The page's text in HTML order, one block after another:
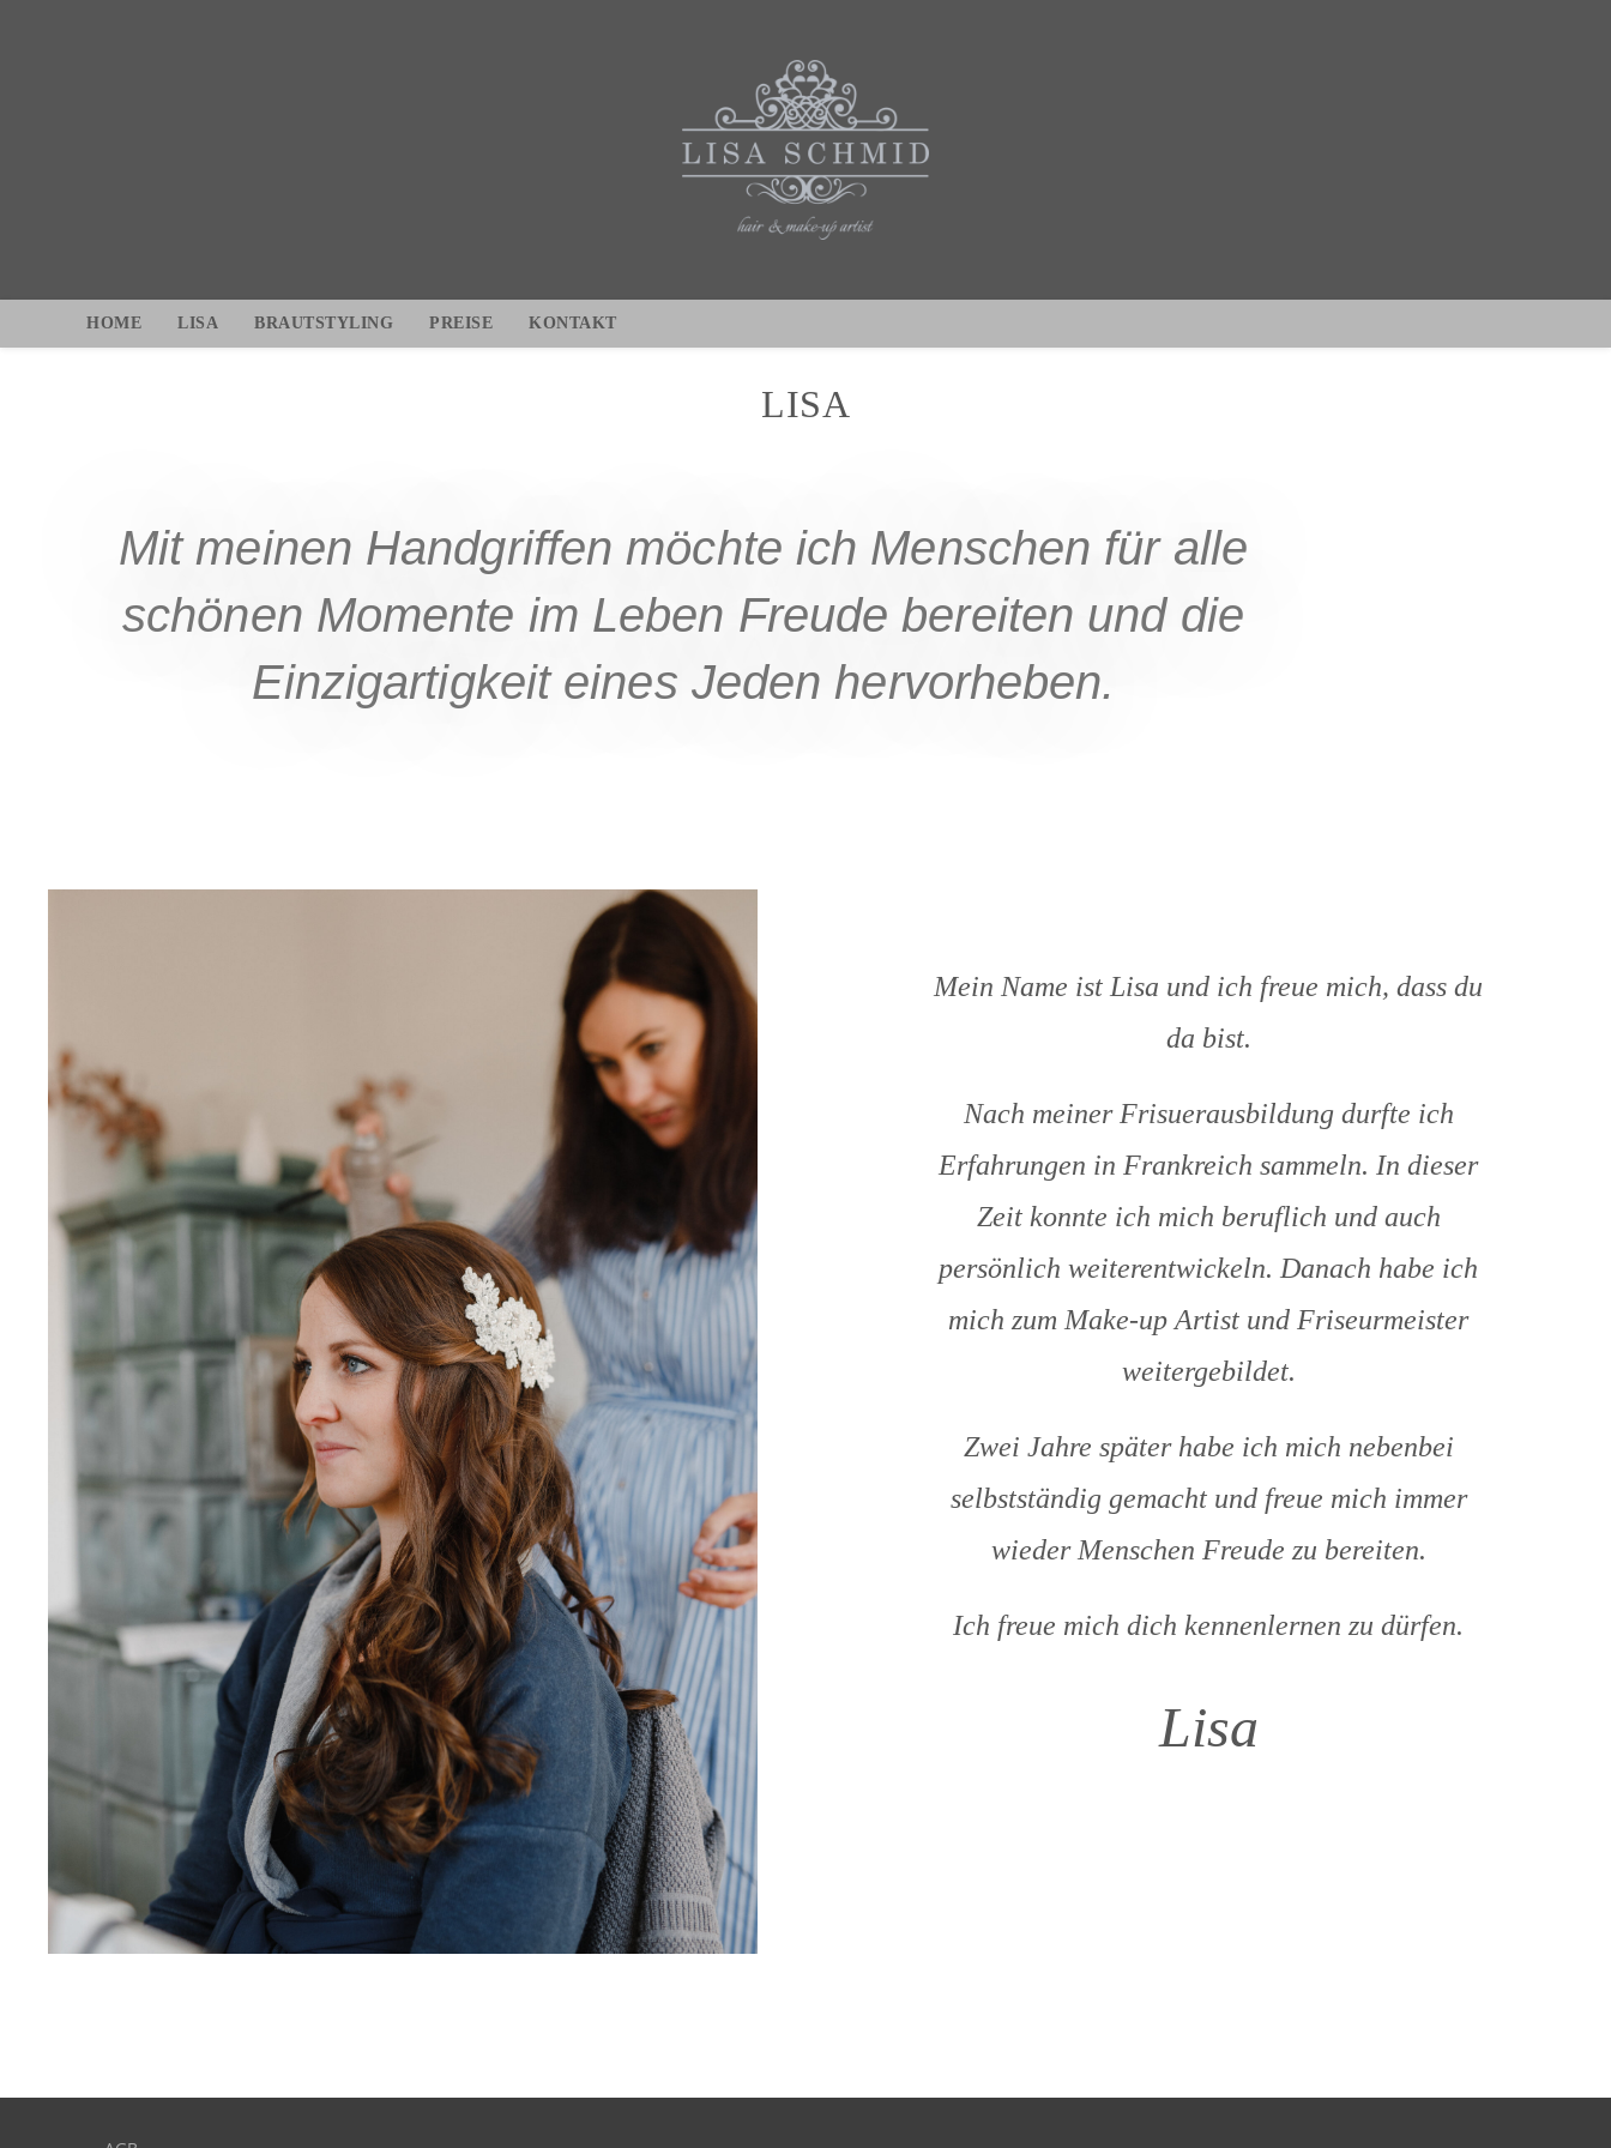
HOME LISA BRAUTSTYLING PREISE KONTAKT
LISA
Mit meinen Handgriffen möchte ich Menschen für alle
schönen Momente im Leben Freude bereiten und die
Einzigartigkeit eines Jeden hervorheben.
Mein Name ist Lisa und ich freue mich, dass du
da bist.
Nach meiner Frisuerausbildung durfte ich
Erfahrungen in Frankreich sammeln. In dieser
Zeit konnte ich mich beruflich und auch
persönlich weiterentwickeln. Danach habe ich
mich zum Make-up Artist und Friseurmeister
weitergebildet.
Zwei Jahre später habe ich mich nebenbei
selbstständig gemacht und freue mich immer
wieder Menschen Freude zu bereiten.
Ich freue mich dich kennenlernen zu dürfen.
Lisa